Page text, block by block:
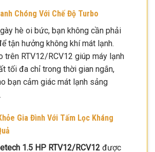
Chóng Với Chế Độ Turbo
hè oi bức, bạn không cần phải
tận hưởng không khí mát lạnh.
trên RTV12/RCV12 giúp máy lạnh
tối đa chỉ trong thời gian ngắn,
bạn cảm giác mát lạnh sảng
Gia Đình Với Tấm Lọc Kháng
1.5 HP RTV12/RCV12 được